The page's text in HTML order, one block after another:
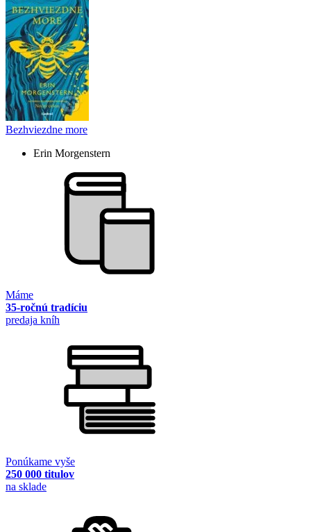
Bezhviezdne more
Erin Morgenstern
Máme
35-ročnú tradíciu
predaja kníh
Ponúkame vyše
250 000 titulov
na sklade